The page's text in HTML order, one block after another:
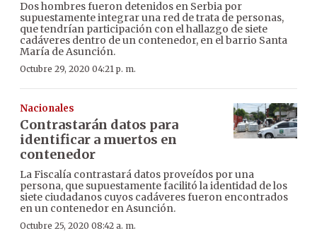
Dos hombres fueron detenidos en Serbia por
supuestamente integrar una red de trata de personas,
que tendrían participación con el hallazgo de siete
cadáveres dentro de un contenedor, en el barrio Santa
María de Asunción.
Octubre 29, 2020 04:21 p. m.
Nacionales
Contrastarán datos para
identificar a muertos en
contenedor
La Fiscalía contrastará datos proveídos por una
persona, que supuestamente facilitó la identidad de los
siete ciudadanos cuyos cadáveres fueron encontrados
en un contenedor en Asunción.
Octubre 25, 2020 08:42 a. m.